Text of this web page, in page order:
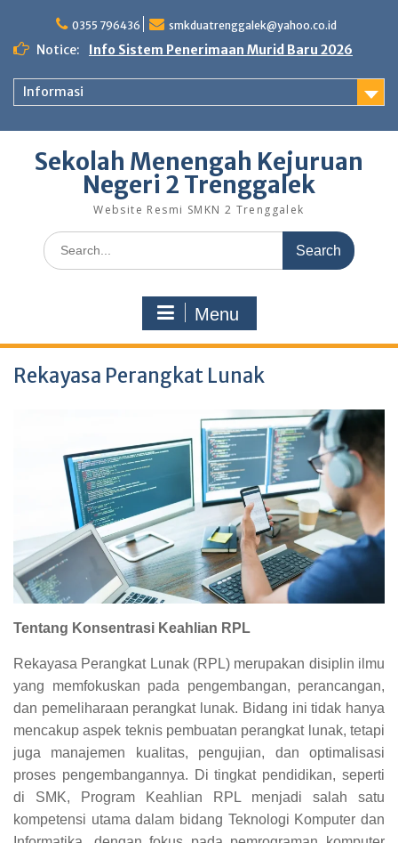
content
0355 796436 smkduatrenggalek@yahoo.co.id
Notice: Info Sistem Penerimaan Murid Baru 2026
Informasi
Sekolah Menengah Kejuruan
Negeri 2 Trenggalek
Website Resmi SMKN 2 Trenggalek
Search
for:
Menu
Rekayasa Perangkat Lunak
Tentang Konsentrasi Keahlian RPL
Rekayasa Perangkat Lunak (RPL) merupakan disiplin ilmu
yang memfokuskan pada pengembangan, perancangan,
dan pemeliharaan perangkat lunak. Bidang ini tidak hanya
mencakup aspek teknis pembuatan perangkat lunak, tetapi
juga manajemen kualitas, pengujian, dan optimalisasi
proses pengembangannya. Di tingkat pendidikan, seperti
di SMK, Program Keahlian RPL menjadi salah satu
kompetensi utama dalam bidang Teknologi Komputer dan